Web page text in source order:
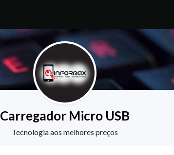
Carregador Micro USB
Tecnologia aos melhores preços